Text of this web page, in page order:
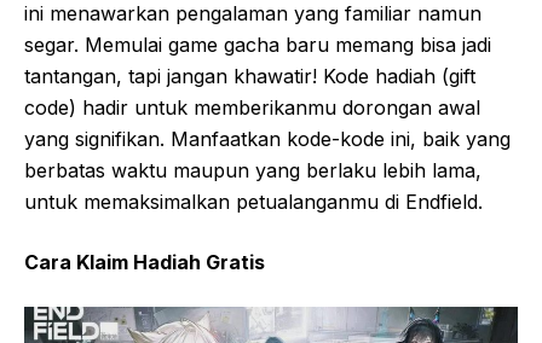
ini menawarkan pengalaman yang familiar namun
segar. Memulai game gacha baru memang bisa jadi
tantangan, tapi jangan khawatir! Kode hadiah (gift
code) hadir untuk memberikanmu dorongan awal
yang signifikan. Manfaatkan kode-kode ini, baik yang
berbatas waktu maupun yang berlaku lebih lama,
untuk memaksimalkan petualanganmu di Endfield.
Cara Klaim Hadiah Gratis